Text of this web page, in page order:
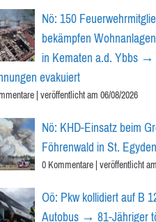
Nö: 150
bekämpfen
in Kematen a.d. Ybbs
evakuiert
|veröffentlicht am 06/08/2026
Nö: KHD-Einsatz beim
Föhrenwald in St. Egyden
0 Kommentare|veröffentlicht
Oö: Pkw kollidiert auf B
Autobus → 81-Jähriger